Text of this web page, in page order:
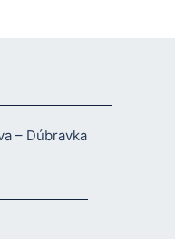
– Dúbravka